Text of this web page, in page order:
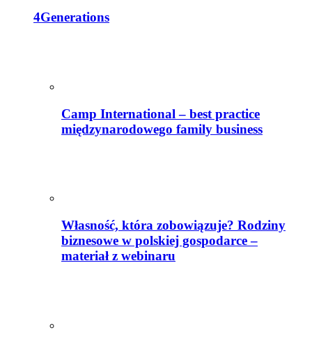
4Generations
Camp International – best practice
międzynarodowego family business
Własność, która zobowiązuje? Rodziny
biznesowe w polskiej gospodarce –
materiał z webinaru